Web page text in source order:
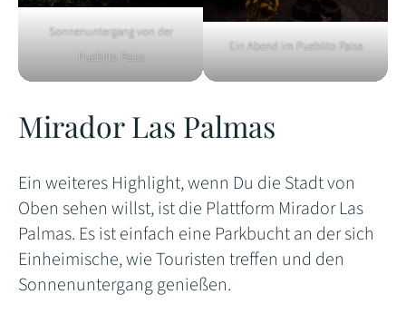
Sonnenuntergang von der
Pueblito Paisa
Ein Abend im Pueblito Paisa
Mirador Las Palmas
Ein weiteres Highlight, wenn Du die Stadt von
Oben sehen willst, ist die Plattform Mirador Las
Palmas. Es ist einfach eine Parkbucht an der sich
Einheimische, wie Touristen treffen und den
Sonnenuntergang genießen.